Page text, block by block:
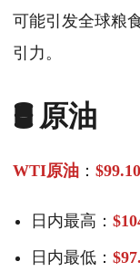
可能引发全球粮
引力。
🛢️ 原油
WTI原油 ：
日内最高：
日内最低：